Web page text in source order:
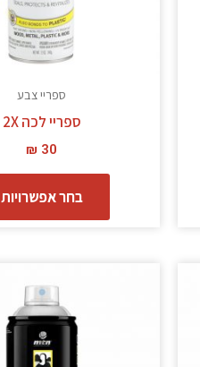
ספריי צבע
ספריי לכה 2X
₪ 30
בחר אפשרויות